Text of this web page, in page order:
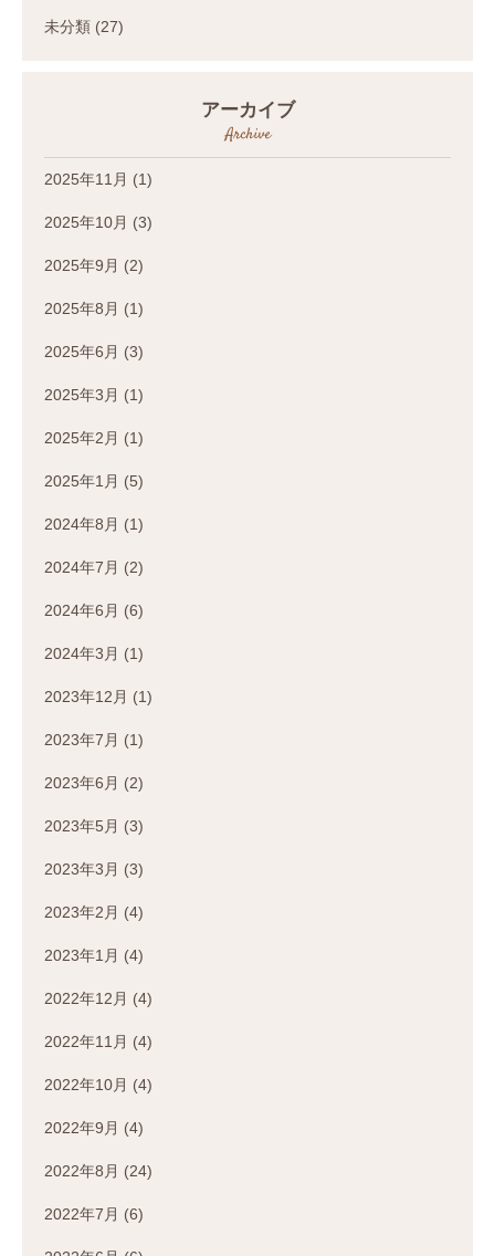
未分類 (27)
アーカイブ
Archive
2025年11月 (1)
2025年10月 (3)
2025年9月 (2)
2025年8月 (1)
2025年6月 (3)
2025年3月 (1)
2025年2月 (1)
2025年1月 (5)
2024年8月 (1)
2024年7月 (2)
2024年6月 (6)
2024年3月 (1)
2023年12月 (1)
2023年7月 (1)
2023年6月 (2)
2023年5月 (3)
2023年3月 (3)
2023年2月 (4)
2023年1月 (4)
2022年12月 (4)
2022年11月 (4)
2022年10月 (4)
2022年9月 (4)
2022年8月 (24)
2022年7月 (6)